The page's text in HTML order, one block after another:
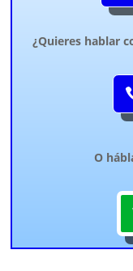
¿Quieres hablar
O